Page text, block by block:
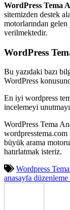
WordPress Tema
sitemizden destek
motorlarından
verilmektedir.
WordPress
Bu yazıdaki bazı
WordPress
En iyi wordpress
incelemeyi
WordPress Tema
büyük arama motoru
hatırlatmak isteriz.
Wordpress
anasayfa düzenleme